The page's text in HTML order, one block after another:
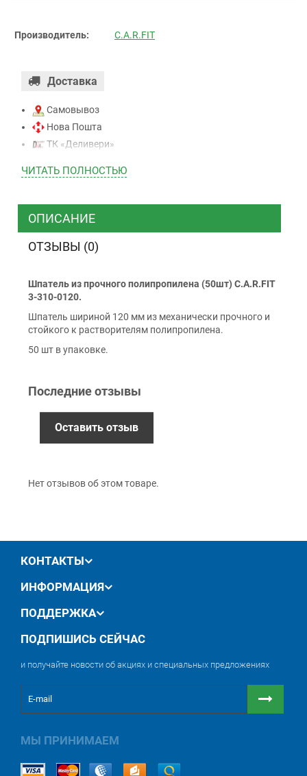
Производитель: C.A.R.FIT
Доставка
Самовывоз
Нова Пошта
ТК «Деливери»
ТК “Justin”
ТК ”УкрПочта”
Наличными
Оплата картой Visa, Mastercard - LiqPay
Гарантия
ЧИТАТЬ ПОЛНОСТЬЮ
ОПИСАНИЕ
ОТЗЫВЫ (0)
Шпатель из прочного полипропилена (50шт) C.A.R.FIT
3-310-0120.
Шпатель шириной 120 мм из механически прочного и
стойкого к растворителям полипропилена.
50 шт в упаковке.
Последние отзывы
Оставить отзыв
Нет отзывов об этом товаре.
КОНТАКТЫ
ИНФОРМАЦИЯ
ПОДДЕРЖКА
ПОДПИШИСЬ СЕЙЧАС
и получайте новости об акциях и специальных предложениях
МЫ ПРИНИМАЕМ